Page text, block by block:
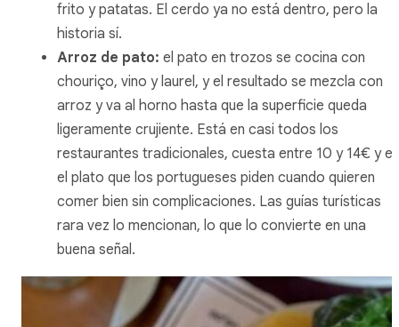
frito y patatas. El cerdo ya no está dentro, pero la
historia sí.
Arroz de pato: el pato en trozos se cocina con
chouriço, vino y laurel, y el resultado se mezcla con
arroz y va al horno hasta que la superficie queda
ligeramente crujiente. Está en casi todos los
restaurantes tradicionales, cuesta entre 10 y 14€ y es
el plato que los portugueses piden cuando quieren
comer bien sin complicaciones. Las guías turísticas
rara vez lo mencionan, lo que lo convierte en una
buena señal.